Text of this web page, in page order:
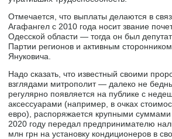
Отмечается, что выплаты делаются в
Агафангел с 2010 года носит звание
Одесской области — тогда он был
Партии регионов и активным
Януковича.
Надо сказать, что известный своими
взглядами митрополит — далеко не
регулярно появляется на публике с
аксессуарами (например, в очках
евро), распоряжается крупными
2020 году передал предпринимателю
млн грн на установку кондиционеров в